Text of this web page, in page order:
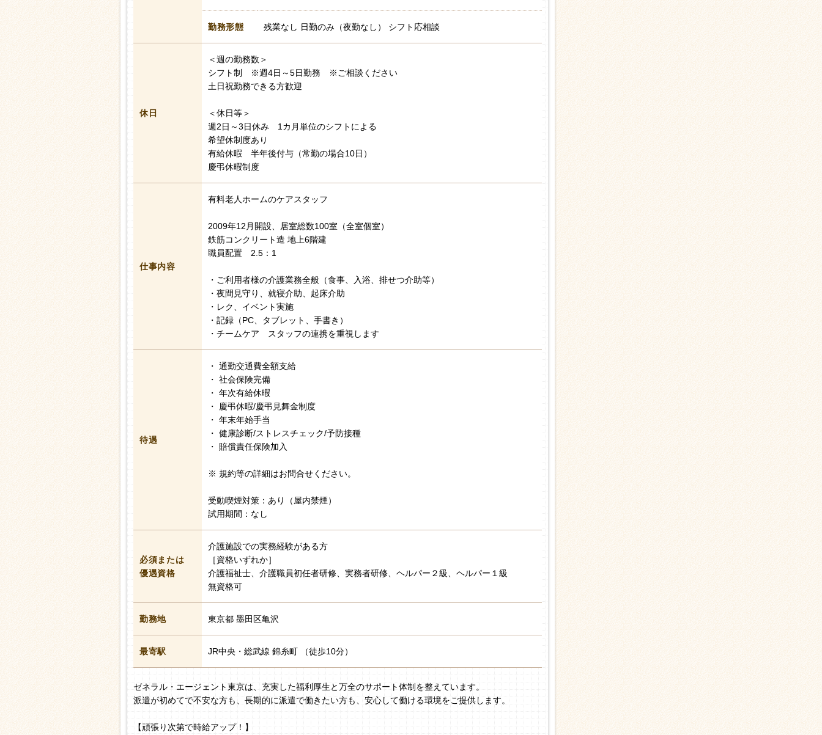
勤務形態 残業なし 日勤のみ（夜勤なし） シフト応相談
休日
＜週の勤務数＞
シフト制 ※週4日～5日勤務 ※ご相談ください
土日祝勤務できる方歓迎
＜休日等＞
週2日～3日休み 1カ月単位のシフトによる
希望休制度あり
有給休暇 半年後付与（常勤の場合10日）
慶弔休暇制度
仕事内容
有料老人ホームのケアスタッフ
2009年12月開設、居室総数100室（全室個室）
鉄筋コンクリート造 地上6階建
職員配置 2.5：1
・ご利用者様の介護業務全般（食事、入浴、排せつ介助等）
・夜間見守り、就寝介助、起床介助
・レク、イベント実施
・記録（PC、タブレット、手書き）
・チームケア スタッフの連携を重視します
待遇
・ 通勤交通費全額支給
・ 社会保険完備
・ 年次有給休暇
・ 慶弔休暇/慶弔見舞金制度
・ 年末年始手当
・ 健康診断/ストレスチェック/予防接種
・ 賠償責任保険加入
※ 規約等の詳細はお問合せください。
受動喫煙対策：あり（屋内禁煙）
試用期間：なし
必須または
優遇資格
介護施設での実務経験がある方
［資格いずれか］
介護福祉士、介護職員初任者研修、実務者研修、ヘルパー２級、ヘルパー１級
無資格可
勤務地 東京都 墨田区亀沢
最寄駅 JR中央・総武線 錦糸町 （徒歩10分）
ゼネラル・エージェント東京は、充実した福利厚生と万全のサポート体制を整えています。
派遣が初めてで不安な方も、長期的に派遣で働きたい方も、安心して働ける環境をご提供します。
【頑張り次第で時給アップ！】